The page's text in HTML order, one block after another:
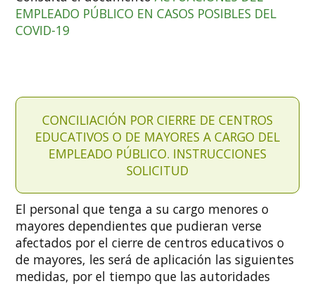
EMPLEADO PÚBLICO EN CASOS POSIBLES DEL
COVID-19
CONCILIACIÓN POR CIERRE DE CENTROS
EDUCATIVOS O DE MAYORES A CARGO DEL
EMPLEADO PÚBLICO. INSTRUCCIONES
SOLICITUD
El personal que tenga a su cargo menores o
mayores dependientes que pudieran verse
afectados por el cierre de centros educativos o
de mayores, les será de aplicación las siguientes
medidas, por el tiempo que las autoridades